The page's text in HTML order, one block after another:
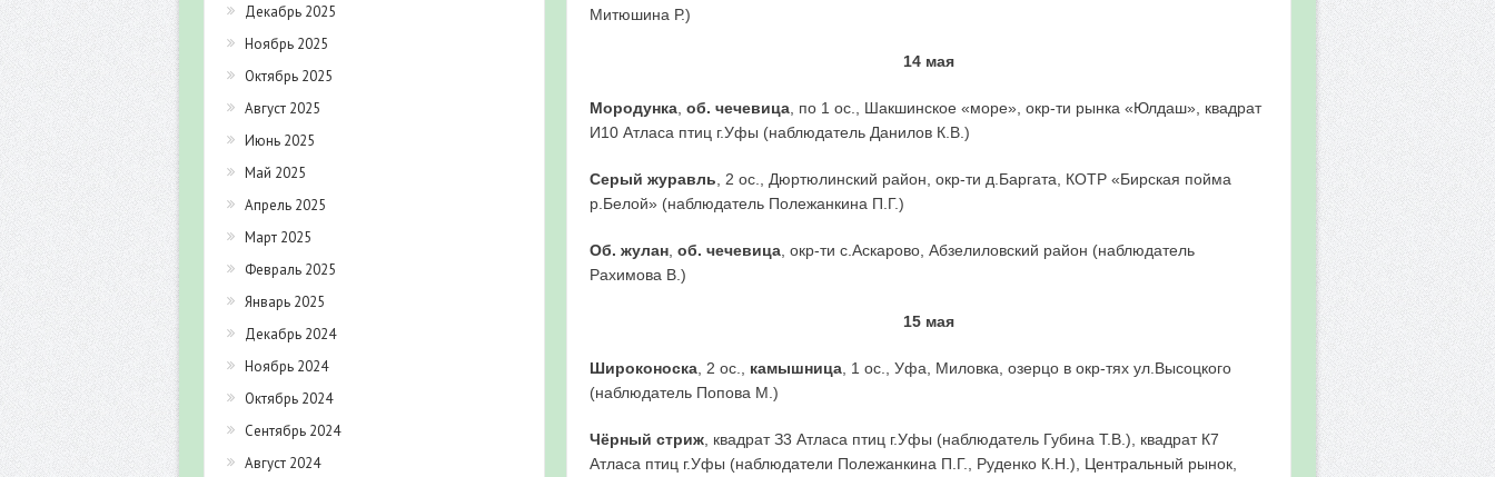
Митюшина Р.)
14 мая
Мородунка об. чечевица , по 1 ос., Шакшинское «море», окр-ти рынка «Юлдаш», квадрат
И10 Атласа птиц г.Уфы (наблюдатель Данилов К.В.)
Серый журавль , 2 ос., Дюртюлинский район, окр-ти д.Баргата, КОТР «Бирская пойма
р.Белой» (наблюдатель Полежанкина П.Г.)
Об. жулан об. чечевица , окр-ти с.Аскарово, Абзелиловский район (наблюдатель
Рахимова В.)
15 мая
Широконоска , 2 ос., камышница , 1 ос., Уфа, Миловка, озерцо в окр-тях ул.Высоцкого
(наблюдатель Попова М.)
Чёрный стриж , квадрат З3 Атласа птиц г.Уфы (наблюдатель Губина Т.В.), квадрат К7
Атласа птиц г.Уфы (наблюдатели Полежанкина П.Г., Руденко К.Н.), Центральный рынок,
Декабрь 2025
Ноябрь 2025
Октябрь 2025
Август 2025
Июнь 2025
Май 2025
Апрель 2025
Март 2025
Февраль 2025
Январь 2025
Декабрь 2024
Ноябрь 2024
Октябрь 2024
Сентябрь 2024
Август 2024